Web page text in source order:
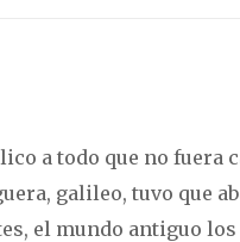
a todo que no fuera
galileo, tuvo que
el mundo antiguo